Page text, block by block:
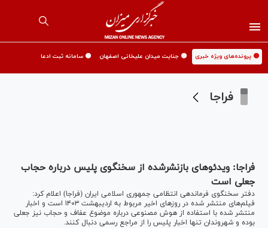
🟡 پرونده‌های ویژه خبری 🟡 جنایت میدان علیخانی اصفهان 🟡 سامانه ثبت ادعا
فراجا
فراجا: ویدئو‌های بازنشرشده از سخنگوی پلیس درباره حجاب
جعلی است
دفتر سخنگوی فرماندهی انتظامی جمهوری اسلامی ایران (فراجا) اعلام کرد:
فیلم‌های منتشر شده در روز‌های اخیر مربوط به اردیبهشت ۱۴۰۳ است و اخبار
منتشر شده با استفاده از هوش مصنوعی درباره موضوع عفاف و حجاب نیز جعلی
بوده و شهروندان تنها اخبار پلیس را از مراجع رسمی دنبال کنند.